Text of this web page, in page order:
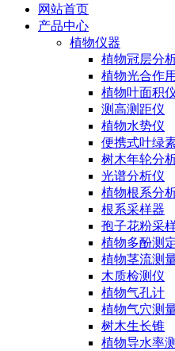
网站首页
产品中心
植物仪器
植物冠层分
植物光合作
植物叶面积
测高测距仪
植物水势仪
便携式叶绿
树木年轮分
光谱分析仪
植物根系分
根系采样器
孢子花粉采
植物多酚测
植物茎流测
木质检测仪
植物气孔计
植物气穴测
树木生长锥
植物导水率